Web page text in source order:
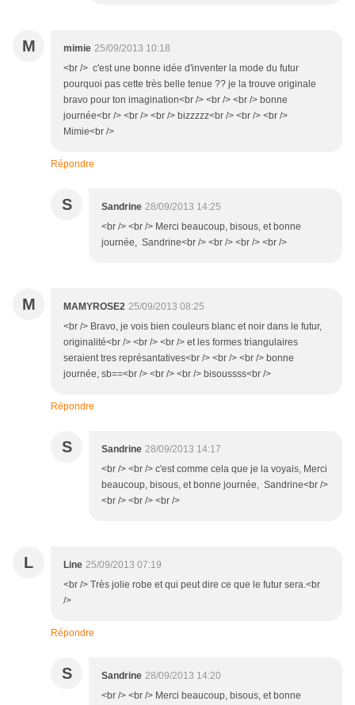
M mimie 25/09/2013 10:18
<br /> c'est une bonne idée d'inventer la mode du futur
pourquoi pas cette très belle tenue ?? je la trouve originale
bravo pour ton imagination<br /> <br /> <br /> bonne
journée<br /> <br /> <br /> bizzzzz<br /> <br /> <br />
Mimie<br />
Répondre
S Sandrine 28/09/2013 14:25
<br /> <br /> Merci beaucoup, bisous, et bonne
journée, Sandrine<br /> <br /> <br /> <br />
M MAMYROSE2 25/09/2013 08:25
<br /> Bravo, je vois bien couleurs blanc et noir dans le futur,
originalité<br /> <br /> <br /> et les formes triangulaires
seraient tres représantatives<br /> <br /> <br /> bonne
journée, sb==<br /> <br /> <br /> bisoussss<br />
Répondre
S Sandrine 28/09/2013 14:17
<br /> <br /> c'est comme cela que je la voyais, Merci
beaucoup, bisous, et bonne journée, Sandrine<br />
<br /> <br /> <br />
L Line 25/09/2013 07:19
<br /> Très jolie robe et qui peut dire ce que le futur sera.<br
/>
Répondre
S Sandrine 28/09/2013 14:20
<br /> <br /> Merci beaucoup, bisous, et bonne